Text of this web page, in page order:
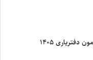
دفتریاری ۱۴۰۵